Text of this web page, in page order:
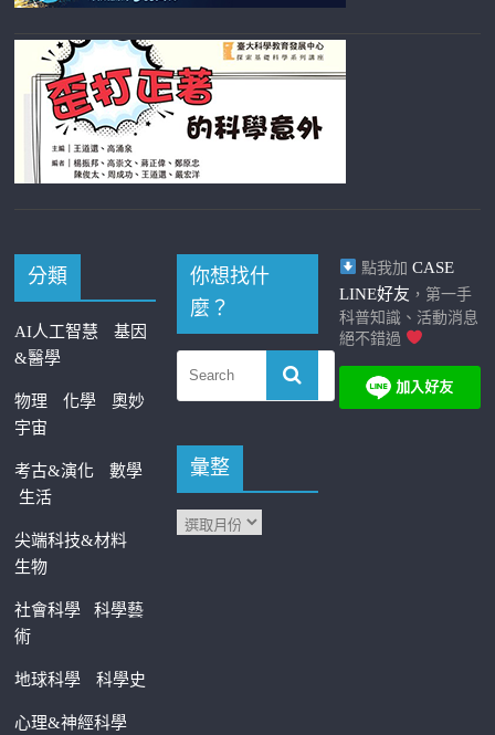
分類
AI人工智慧
基因
&醫學
物理 化學
奧妙
宇宙
考古&演化
數學
生活
尖端科技&材料
生物
社會科學科學藝
術
地球科學 科學史
心理&神經科學
你想找什
麼？
彙整
點我加 CASE
LINE好友 ，第一手
科普知識、活動消息
絕不錯過